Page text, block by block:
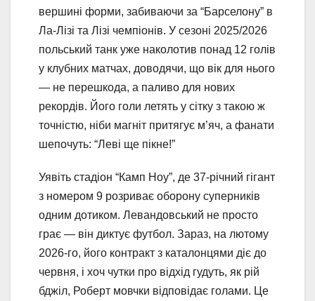
вершині форми, забиваючи за “Барселону” в
Ла-Лізі та Лізі чемпіонів. У сезоні 2025/2026
польський танк уже наколотив понад 12 голів
у клубних матчах, доводячи, що вік для нього
— не перешкода, а паливо для нових
рекордів. Його голи летять у сітку з такою ж
точністю, ніби магніт притягує м’яч, а фанати
шепочуть: “Леві ще пікне!”
Уявіть стадіон “Камп Ноу”, де 37-річний гігант
з номером 9 розриває оборону суперників
одним дотиком. Левандовський не просто
грає — він диктує футбол. Зараз, на лютому
2026-го, його контракт з каталонцями діє до
червня, і хоч чутки про відхід гудуть, як рій
бджіл, Роберт мовчки відповідає голами. Це